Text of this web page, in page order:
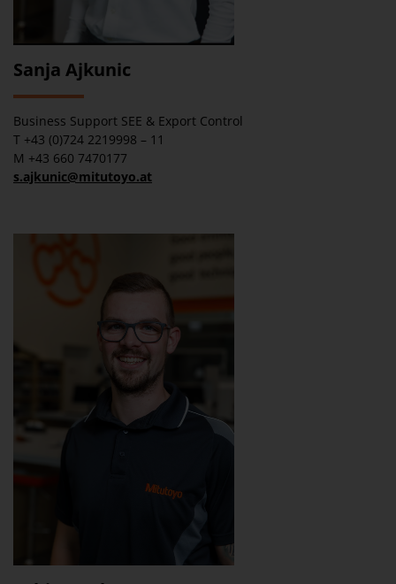
Sanja Ajkunic
Business Support SEE & Export Control
T +43 (0)724 2219998 – 11
M +43 660 7470177
s.ajkunic@mitutoyo.at